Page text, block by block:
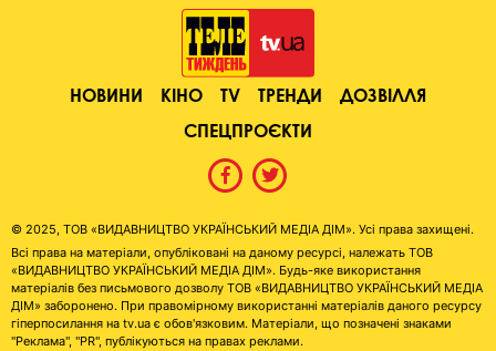
НОВИНИ КІНО TV ТРЕНДИ
ДОЗВІЛЛЯ
СПЕЦПРОЄКТИ
© 2025, ТОВ «ВИДАВНИЦТВО УКРАЇНСЬКИЙ МЕДІА ДІМ». Усі права захищені.
Всі права на матеріали, опубліковані на даному ресурсі, належать ТОВ
«ВИДАВНИЦТВО УКРАЇНСЬКИЙ МЕДІА ДІМ». Будь-яке використання
матеріалів без письмового дозволу ТОВ «ВИДАВНИЦТВО УКРАЇНСЬКИЙ МЕДІА
ДІМ» заборонено. При правомірному використанні матеріалів даного ресурсу
гіперпосилання на tv.ua є обов'язковим. Матеріали, що позначені знаками
"Реклама", "PR", публікуються на правах реклами.